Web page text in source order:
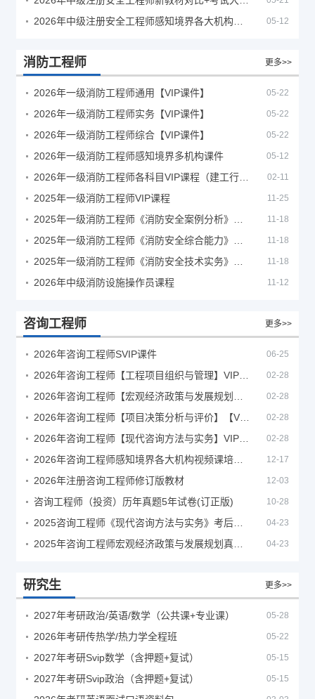
05-12
消防工程师 更多>>
2026年一级消防工程师通用【VIP课件】 05-22
2026年一级消防工程师实务【VIP课件】 05-22
2026年一级消防工程师综合【VIP课件】 05-22
2026年一级消防工程师感知境界多机构课件 05-12
02-11
2025年一级消防工程师VIP课程 11-25
11-18
11-18
11-18
2026年中级消防设施操作员课程 11-12
咨询工程师 更多>>
2026年咨询工程师SVIP课件 06-25
02-28
02-28
02-28
02-28
12-17
2026年注册咨询工程师修订版教材 12-03
咨询工程师（投资）历年真题5年试卷(订正版) 10-28
04-23
04-23
研究生 更多>>
2027年考研政治/英语/数学（公共课+专业课） 05-28
2026年考研传热学/热力学全程班 05-22
2027年考研Svip数学（含押题+复试） 05-15
2027年考研Svip政治（含押题+复试） 05-15